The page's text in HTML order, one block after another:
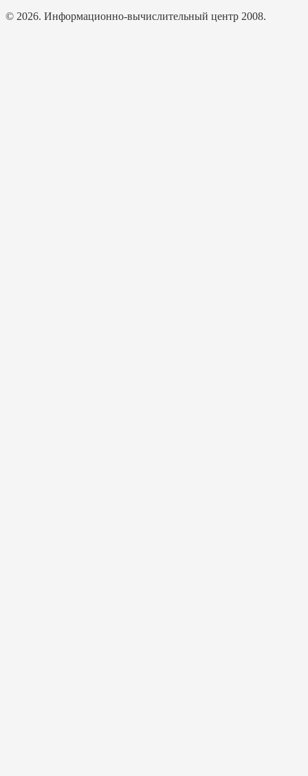
© 2026. Информационно-вычислительный центр 2008.